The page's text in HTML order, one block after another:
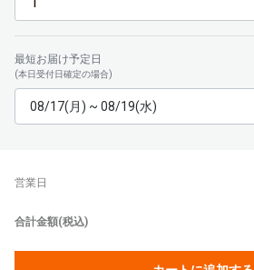
最短お届け予定日
(本日受付日確定の場合)
08/17(月) ~ 08/19(水)
営業日
合計金額(税込)